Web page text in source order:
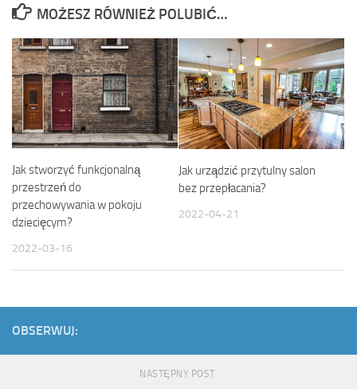
MOŻESZ RÓWNIEŻ POLUBIĆ…
Jak stworzyć funkcjonalną
przestrzeń do
przechowywania w pokoju
dziecięcym?
2022-03-16
Jak urządzić przytulny salon
bez przepłacania?
2022-04-21
OBSERWUJ:
NASTĘPNY POST